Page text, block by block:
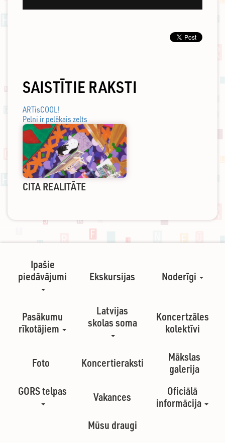
SAISTĪTIE RAKSTI
ARTisCOOL!
Pelni ir pelēkais zelts
CITA REALITĀTE
Ipašie
piedāvājumi
Ekskursijas Noderīgi
Pasākumu
rīkotājiem
Latvijas
skolas soma
Koncertzāles
kolektīvi
Foto Koncertieraksti
Mākslas
galerija
GORS telpas
Vakances
Oficiālā
informācija
Mūsu draugi